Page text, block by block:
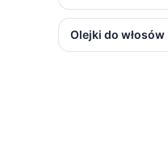
Olejki do włosów